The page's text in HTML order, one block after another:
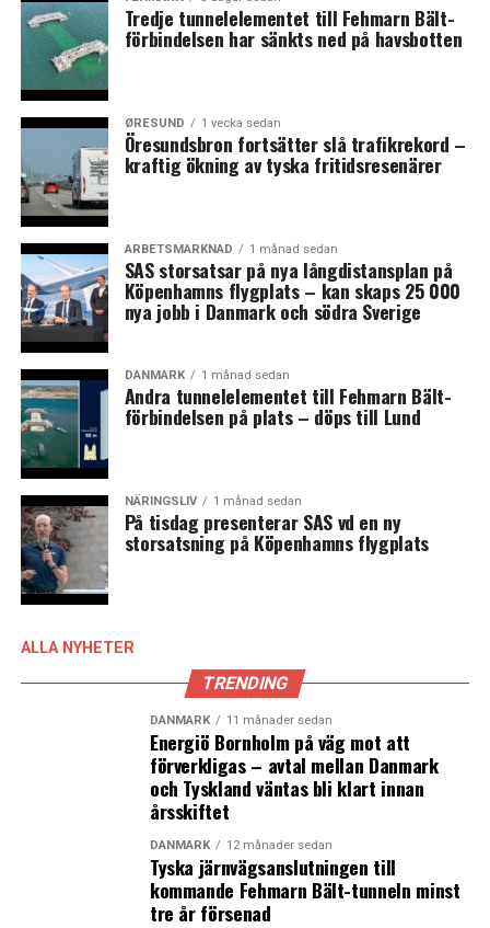
Maersk Line, som är i fokus tillsammans med logistik och
hamnterminaler. Efter att ha låtit bygga världens
fraktmarknaden gjort det mera lönsamt att köpa upp
konkurrenter så i december meddelades att Mærsk Line
köper rederiet Hamburg Süd för motsvarande 47
miljarder danska kronor.
den nybildade energy-divisionen splittras i fyra delar.
Det sker mot bakgrund av att Mærsk Oil omförhandlar
sitt avtal med danska staten om Nordsjöoljan där ett
nytt och mera förmånligt avtal väntas leda till nya
investeringar på 30 miljarder danska kronor. Det
nuvarande Thyrafältet håller långsamt på att sjunka
och utan ett nytt avtal om Nordsjöoljan vågar Mærsk
inte nyinvestera där. Samtidigt har samarbetspartnern
Shell uppgivit att de är på väg att sälja sin del av de
danska olje- och gasfälten. För den danska staten har
Nordsjöoljan varit en viktig finansieringskälla. Mellan
1973 och 2014 hade den danska staten oljeintäkter på
sammanlagt 404 miljarder danska kronor.
Läs mer: Maersk nyttjar sjöfartskris och köper
världens sjunde största containerrederi
2016 blev nytt rekordår för Vestas – orderingången
passerade magisk gräns
Uber stannar kvar i Danmark trots ny tuffare taxilag
Tredje tunnelelementet till Fehmarn Bält-
förbindelsen har sänkts ned på havsbotten
ØRESUND 1 vecka sedan
Öresundsbron fortsätter slå trafikrekord –
kraftig ökning av tyska fritidsresenärer
ARBETSMARKNAD 1 månad sedan
SAS storsatsar på nya långdistansplan på
Köpenhamns flygplats – kan skaps 25 000
nya jobb i Danmark och södra Sverige
DANMARK 1 månad sedan
Andra tunnelelementet till Fehmarn Bält-
förbindelsen på plats – döps till Lund
NÄRINGSLIV 1 månad sedan
På tisdag presenterar SAS vd en ny
storsatsning på Köpenhamns flygplats
ALLA NYHETER
TRENDING
DANMARK 11 månader sedan
Energiö Bornholm på väg mot att
förverkligas – avtal mellan Danmark
och Tyskland väntas bli klart innan
årsskiftet
DANMARK 12 månader sedan
Tyska järnvägsanslutningen till
kommande Fehmarn Bält-tunneln minst
tre år försenad